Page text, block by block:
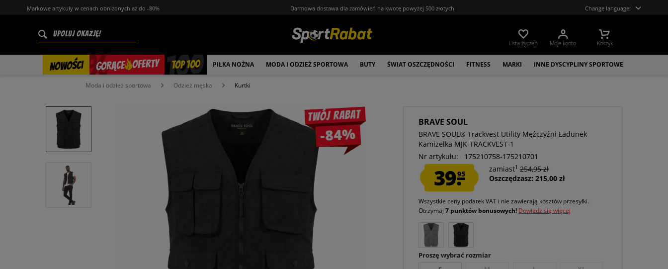
Markowe artykuły w cenach obniżonych aż do -80% Darmowa dostawa dla zamówień na kwotę powyżej 500 złotych Change language:
Lista życzeń Moje konto Koszyk
NOWOŚCI GORĄCE OFERTY
% TOP 100 PIŁKA NOŻNA MODA I ODZIEŻ SPORTOWA BUTY ŚWIAT OSZCZĘDNOŚCI FITNESS MARKI INNE DYSCYPLINY SPORTOWE
Moda i odzież sportowa Odzież męska Kurtki
Twój rabat
-84%
BRAVE SOUL
BRAVE SOUL® Trackvest Utility Mężczyźni Ładunek
Kamizelka MJK-TRACKVEST-1
Nr artykułu:
175210758-175210701
39.95
zamiast1 254,95 zł
Oszczędzasz: 215,00 zł
Wszystkie ceny podatek VAT i nie zawierają kosztów przesyłki.
Otrzymaj7 punktów bonusowych! Dowiedz się więcej
Proszę wybrać rozmiar